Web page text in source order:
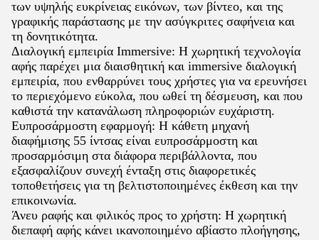
των υψηλής ευκρίνειας εικόνων, των βίντεο, και της
γραφικής παράστασης με την ασύγκριτες σαφήνεια και
τη δονητικότητα.
Διαλογική εμπειρία Immersive: Η χωρητική τεχνολογία
αφής παρέχει μια διαισθητική και immersive διαλογική
εμπειρία, που ενθαρρύνει τους χρήστες για να ερευνήσει
το περιεχόμενο εύκολα, που ωθεί τη δέσμευση, και που
καθιστά την κατανάλωση πληροφοριών ευχάριστη.
Ευπροσάρμοστη εφαρμογή: Η κάθετη μηχανή
διαφήμισης 55 ίντσας είναι ευπροσάρμοστη και
προσαρμόσιμη στα διάφορα περιβάλλοντα, που
εξασφαλίζουν συνεχή ένταξη στις διαφορετικές
τοποθετήσεις για τη βελτιστοποιημένες έκθεση και την
επικοινωνία.
Άνευ ραφής και φιλικός προς το χρήστη: Η χωρητική
διεπαφή αφής κάνει ικανοποιημένο αβίαστο πλοήγησης,